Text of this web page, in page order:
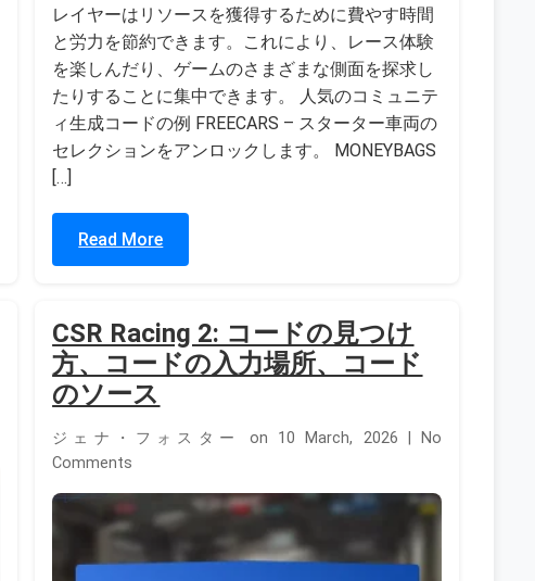
レイヤーはリソースを獲得するために費やす時間
と労力を節約できます。これにより、レース体験
を楽しんだり、ゲームのさまざまな側面を探求し
たりすることに集中できます。 人気のコミュニテ
ィ生成コードの例 FREECARS – スターター車両の
セレクションをアンロックします。 MONEYBAGS
[…]
Read More
CSR Racing 2: コードの見つけ
方、コードの入力場所、コード
のソース
ジェナ・フォスター on 10 March, 2026 | No
Comments